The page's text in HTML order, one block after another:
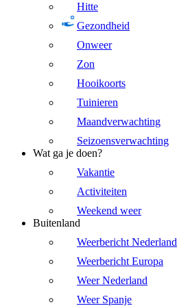
Hitte
Gezondheid
Onweer
Zon
Hooikoorts
Tuinieren
Maandverwachting
Seizoensverwachting
Wat ga je doen?
Vakantie
Activiteiten
Weekend weer
Buitenland
Weerbericht Nederland
Weerbericht Europa
Weer Nederland
Weer Spanje